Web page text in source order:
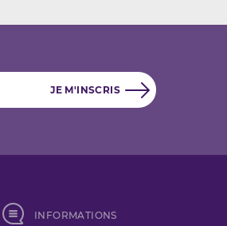
INFORMATIONS